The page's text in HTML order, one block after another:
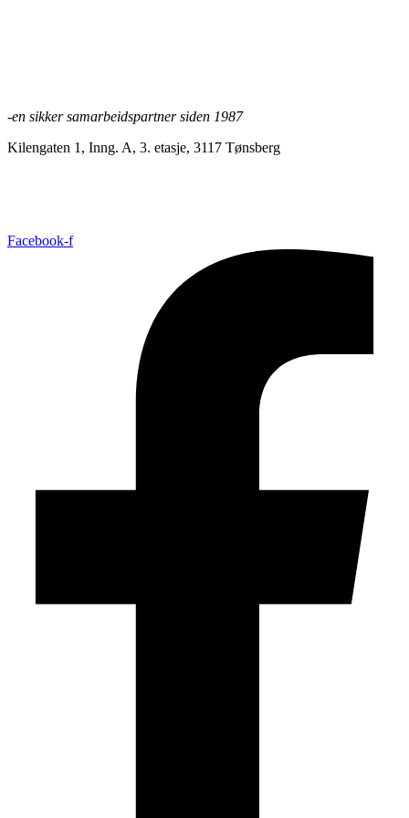
-en sikker samarbeidspartner siden 1987
Kilengaten 1, Inng. A, 3. etasje, 3117 Tønsberg
Facebook-f